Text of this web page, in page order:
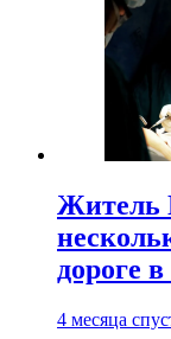
Житель
дороге
4 месяца